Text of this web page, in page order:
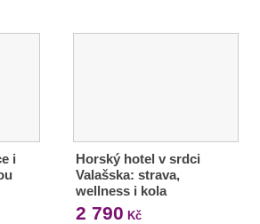
i
Horský hotel v srdci
Valašska: strava,
wellness i kola
2 790 Kč